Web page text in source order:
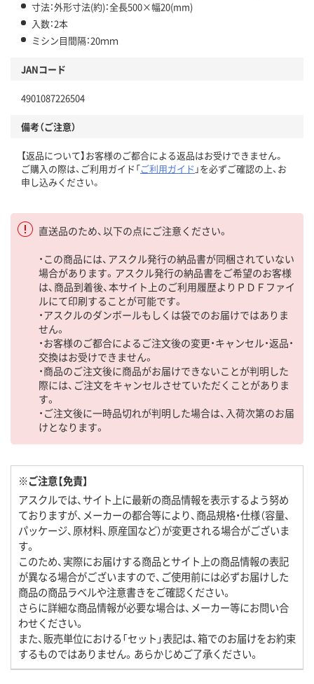
寸法：外形寸法(約)：全長500×幅20(mm)
入数：2本
ミシン目間隔：20ｍｍ
JANコード
4901087226504
備考（ご注意）
【返品について】お客様のご都合による返品はお受けできません。
ご購入の際は、ご利用ガイド「ご利用ガイド 」を必ずご確認の上、お
申し込みください。
直送品のため、以下の点にご注意ください。
・この商品には、アスクル発行の納品書が同梱されていない
場合があります。アスクル発行の納品書をご希望のお客様
は、商品到着後、本サイト上のご利用履歴よりＰＤＦファイ
ルにて印刷することが可能です。
・アスクルのダンボールもしくは袋でのお届けではありま
せん。
・お客様のご都合によるご注文後の変更・キャンセル・返品・
交換はお受けできません。
・商品のご注文後に商品がお届けできないことが判明した
際には、ご注文をキャンセルさせていただくことがありま
す。
・ご注文後に一時品切れが判明した場合は、入荷次第のお届
けとなります。
※ご注意【免責】
アスクルでは、サイト上に最新の商品情報を表示するよう努め
ておりますが、メーカーの都合等により、商品規格・仕様（容量、
パッケージ、原材料、原産国など）が変更される場合がございま
す。
このため、実際にお届けする商品とサイト上の商品情報の表記
が異なる場合がございますので、ご使用前には必ずお届けした
商品の商品ラベルや注意書きをご確認ください。
さらに詳細な商品情報が必要な場合は、メーカー等にお問い合
わせください。
また、販売単位における「セット」表記は、箱でのお届けをお約束
するものではありません。あらかじめご了承ください。